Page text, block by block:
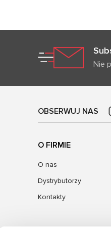
Nie
OBSERWUJ NAS
O FIRMIE
O nas
Dystrybutorzy
Kontakty